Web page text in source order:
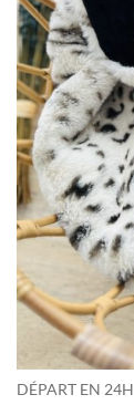
DÉPART EN 24H